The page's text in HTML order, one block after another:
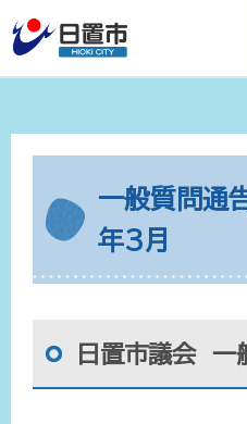
一般質問通
年3月
日置市議会 一